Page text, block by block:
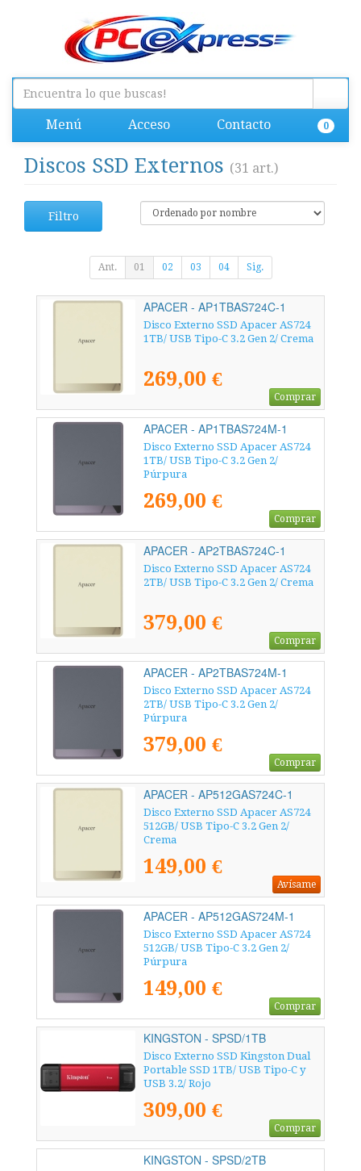
Menú Acceso Contacto 0
Discos SSD Externos (31 art.)
Filtro
Ant. 01 02 03 04 Sig.
APACER - AP1TBAS724C-1
Disco Externo SSD Apacer AS724
1TB/ USB Tipo-C 3.2 Gen 2/ Crema
269,00 €
Comprar
APACER - AP1TBAS724M-1
Disco Externo SSD Apacer AS724
1TB/ USB Tipo-C 3.2 Gen 2/
Púrpura
269,00 €
Comprar
APACER - AP2TBAS724C-1
Disco Externo SSD Apacer AS724
2TB/ USB Tipo-C 3.2 Gen 2/ Crema
379,00 €
Comprar
APACER - AP2TBAS724M-1
Disco Externo SSD Apacer AS724
2TB/ USB Tipo-C 3.2 Gen 2/
Púrpura
379,00 €
Comprar
APACER - AP512GAS724C-1
Disco Externo SSD Apacer AS724
512GB/ USB Tipo-C 3.2 Gen 2/
Crema
149,00 €
Avísame
APACER - AP512GAS724M-1
Disco Externo SSD Apacer AS724
512GB/ USB Tipo-C 3.2 Gen 2/
Púrpura
149,00 €
Comprar
KINGSTON - SPSD/1TB
Disco Externo SSD Kingston Dual
Portable SSD 1TB/ USB Tipo-C y
USB 3.2/ Rojo
309,00 €
Comprar
KINGSTON - SPSD/2TB